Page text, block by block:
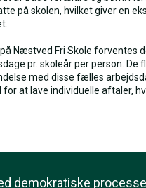
på skolen, hvilket giver en
Næstved Fri Skole forventes
pr. skoleår per person. De
med disse fælles
at lave individuelle aftaler,
demokratiske